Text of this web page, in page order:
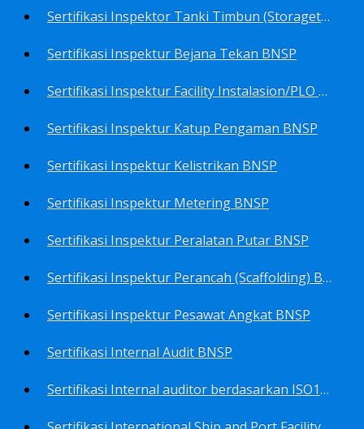
Sertifikasi Inspektor Tanki Timbun (Storagetank Inspector) BNSP
Sertifikasi Inspektur Bejana Tekan BNSP
Sertifikasi Inspektur Facility Instalasion/PLO BNSP
Sertifikasi Inspektur Katup Pengaman BNSP
Sertifikasi Inspektur Kelistrikan BNSP
Sertifikasi Inspektur Metering BNSP
Sertifikasi Inspektur Peralatan Putar BNSP
Sertifikasi Inspektur Perancah (Scaffolding) BNSP
Sertifikasi Inspektur Pesawat Angkat BNSP
Sertifikasi Internal Audit BNSP
Sertifikasi Internal auditor berdasarkan ISO17025.2017 Pedoman Panduan Mutu&Prosedur Laboratorium BNSP